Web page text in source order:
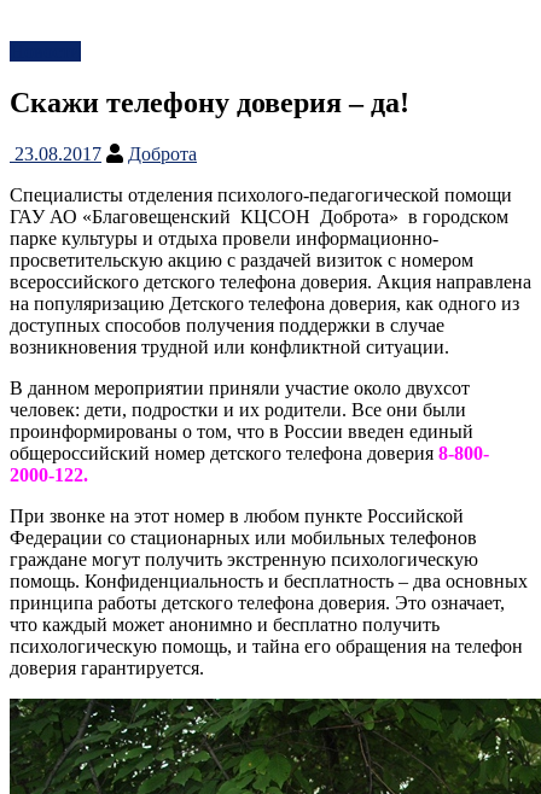
Скажи телефону доверия – да!
23.08.2017
Доброта
Специалисты отделения психолого-педагогической помощи
ГАУ АО «Благовещенский КЦСОН Доброта» в городском
парке культуры и отдыха провели информационно-
просветительскую акцию с раздачей визиток с номером
всероссийского детского телефона доверия. Акция направлена
на популяризацию Детского телефона доверия, как одного из
доступных способов получения поддержки в случае
возникновения трудной или конфликтной ситуации.
В данном мероприятии приняли участие около двухсот
человек: дети, подростки и их родители. Все они были
проинформированы о том, что в России введен единый
общероссийский номер детского телефона доверия 8-800-
2000-122.
При звонке на этот номер в любом пункте Российской
Федерации со стационарных или мобильных телефонов
граждане могут получить экстренную психологическую
помощь. Конфиденциальность и бесплатность – два основных
принципа работы детского телефона доверия. Это означает,
что каждый может анонимно и бесплатно получить
психологическую помощь, и тайна его обращения на телефон
доверия гарантируется.